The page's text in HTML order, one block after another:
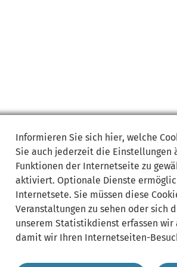
Informieren Sie sich hier, welche
Sie auch jederzeit die Einstellungen
Funktionen der Internetseite zu
aktiviert. Optionale Dienste
Internetsete. Sie müssen diese
Veranstaltungen zu sehen oder sich
unserem Statistikdienst erfassen
damit wir Ihren Internetseiten-